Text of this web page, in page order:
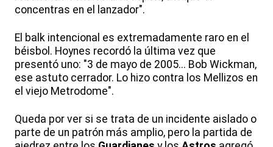
concentras en el lanzador".
El balk intencional es extremadamente raro en el
béisbol. Hoynes recordó la última vez que
presentó uno: "3 de mayo de 2005... Bob Wickman,
ese astuto cerrador. Lo hizo contra los Mellizos en
el viejo Metrodome".
Queda por ver si se trata de un incidente aislado o
parte de un patrón más amplio, pero la partida de